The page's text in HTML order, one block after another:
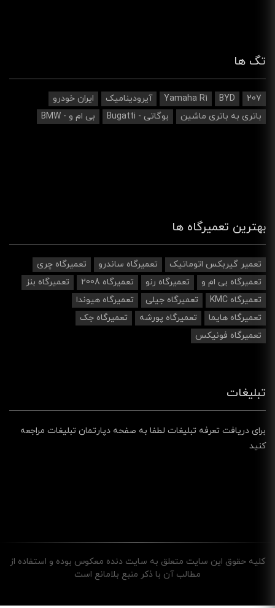
تگ ها
207
BYD
Yamaha R1 آیرودینامیک‌
ایران خودرو
باتری به باتری ماشین
بوگاتی - Bugatti بی ام و - BMW
بهترین تعمیرگاه ها
تعمیر گیربکس اتوماتیک تعمیرگاه ساندرو
تعمیرگاه چری
تعمیرگاه بی ام و
تعمیرگاه رنو تعمیرگاه 2008
تعمیرگاه بنز
تعمیرگاه KMC
تعمیرگاه جیلی
تعمیرگاه هیوندا
تعمیرگاه هایما
تعمیرگاه پورشه
تعمیرگاه جک
تعمیرگاه فونیکس
تبلیغات
برای دریافت تعرفه تبلیغات لطفا به صفحه دپارتمان تبلیغات مراجعه
کنید
کليه حقوق اين سايت متعلق به سایت دنده معکوس بوده و استفاده از
مطالب آن با ذکر منبع بلامانع است